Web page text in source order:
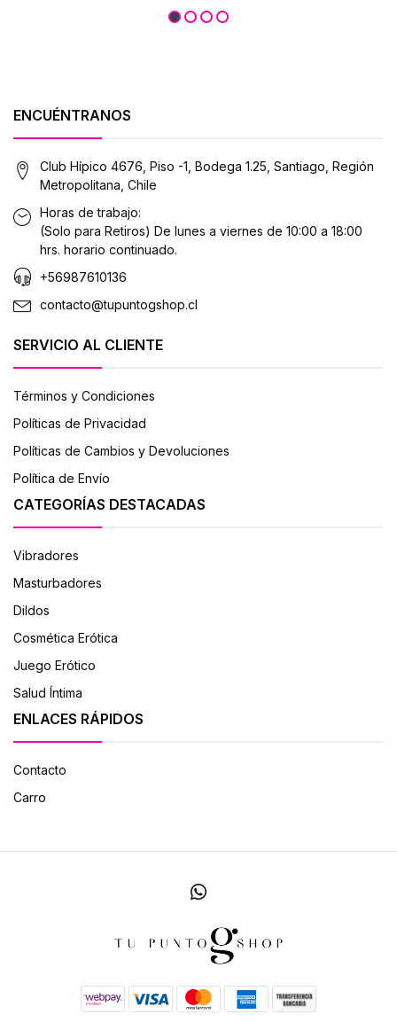
ENCUÉNTRANOS
Club Hípico 4676, Piso -1, Bodega 1.25, Santiago, Región
Metropolitana, Chile
Horas de trabajo:
(Solo para Retiros) De lunes a viernes de 10:00 a 18:00
hrs. horario continuado.
+56987610136
contacto@tupuntogshop.cl
SERVICIO AL CLIENTE
Términos y Condiciones
Políticas de Privacidad
Políticas de Cambios y Devoluciones
Política de Envío
CATEGORÍAS DESTACADAS
Vibradores
Masturbadores
Dildos
Cosmética Erótica
Juego Erótico
Salud Íntima
ENLACES RÁPIDOS
Contacto
Carro